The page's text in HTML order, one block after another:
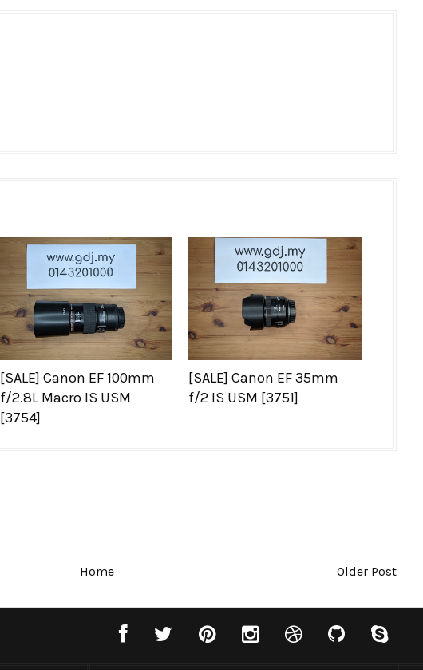
[SALE] Canon EF 100mm
f/2.8L Macro IS USM
[3754]
[SALE] Canon EF 35mm
f/2 IS USM [3751]
Home Older Post